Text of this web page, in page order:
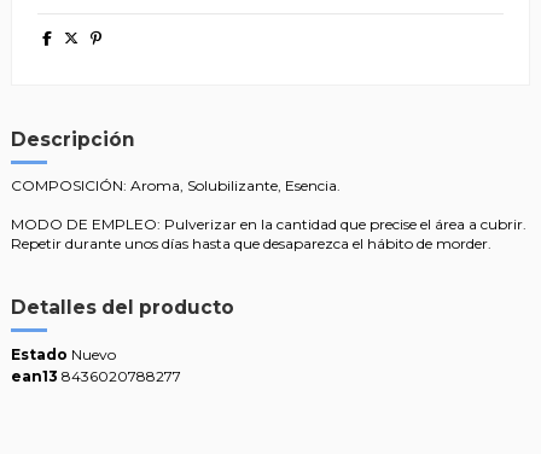
Descripción
COMPOSICIÓN: Aroma, Solubilizante, Esencia.
MODO DE EMPLEO: Pulverizar en la cantidad que precise el área a cubrir.
Repetir durante unos días hasta que desaparezca el hábito de morder.
Detalles del producto
Estado Nuevo
ean13 8436020788277